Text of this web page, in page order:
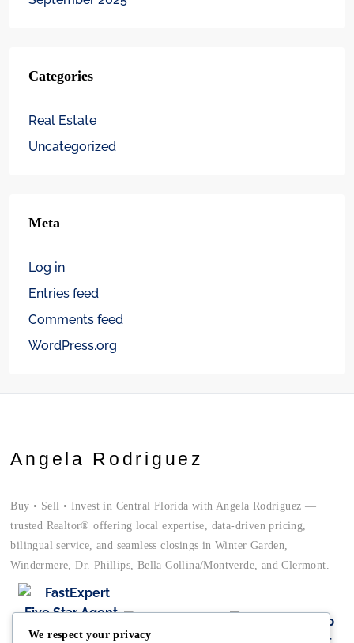
Categories
Real Estate
Uncategorized
Meta
Log in
Entries feed
Comments feed
WordPress.org
Angela Rodriguez
Buy • Sell • Invest in Central Florida with Angela Rodriguez —
trusted Realtor® offering local expertise, data-driven pricing,
bilingual service, and seamless closings in Winter Garden,
Windermere, Dr. Phillips, Bella Collina/Montverde, and Clermont.
We respect your privacy